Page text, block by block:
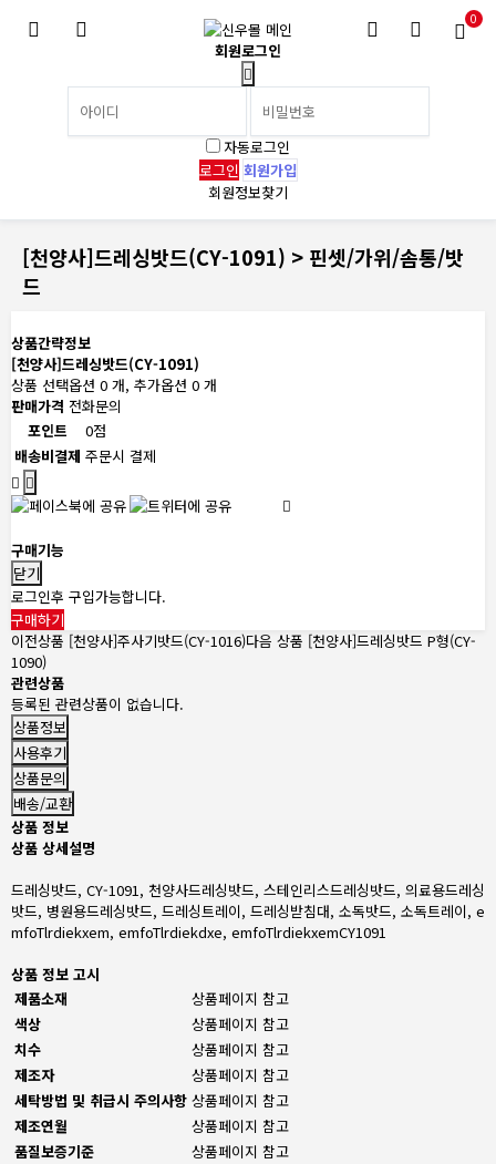
0
회원로그인
자동로그인
회원가입
회원정보찾기
[천양사]드레싱밧드(CY-1091) > 핀셋/가위/솜통/밧
드
상품간략정보
[천양사]드레싱밧드(CY-1091)
상품 선택옵션 0 개, 추가옵션 0 개
판매가격 전화문의
포인트
0점
배송비결제 주문시 결제
구매기능
닫기
로그인후 구입가능합니다.
구매하기
이전상품 [천양사]주사기밧드(CY-1016)다음 상품 [천양사]드레싱밧드 P형(CY-
1090)
관련상품
등록된 관련상품이 없습니다.
상품정보
사용후기
상품문의
배송/교환
상품 정보
상품 상세설명
드레싱밧드, CY-1091, 천양사드레싱밧드, 스테인리스드레싱밧드, 의료용드레싱
밧드, 병원용드레싱밧드, 드레싱트레이, 드레싱받침대, 소독밧드, 소독트레이, e
mfoTlrdiekxem, emfoTlrdiekdxe, emfoTlrdiekxemCY1091
상품 정보 고시
제품소재
상품페이지 참고
색상
상품페이지 참고
치수
상품페이지 참고
제조자
상품페이지 참고
세탁방법 및 취급시 주의사항 상품페이지 참고
제조연월
상품페이지 참고
품질보증기준
상품페이지 참고